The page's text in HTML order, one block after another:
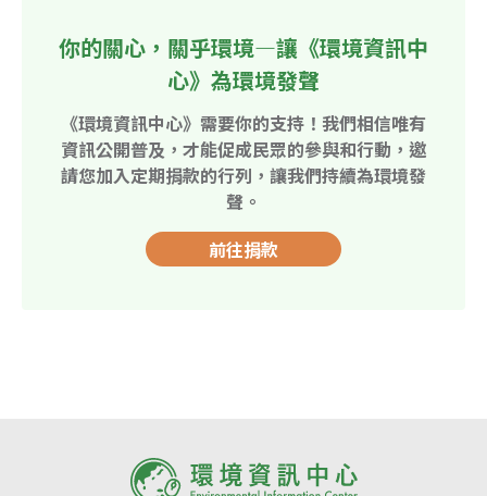
你的關心，關乎環境—讓《環境資訊中
心》為環境發聲
《環境資訊中心》需要你的支持！我們相信唯有
資訊公開普及，才能促成民眾的參與和行動，邀
請您加入定期捐款的行列，讓我們持續為環境發
聲。
前往捐款